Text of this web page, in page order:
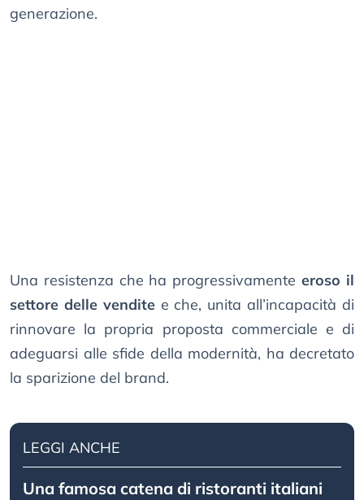
generazione.
Una resistenza che ha progressivamenteeroso il
settore delle venditee che, unita all’incapacità di
rinnovare la propria proposta commerciale e di
adeguarsi alle sfide della modernità, ha decretato
la sparizione del brand.
LEGGI ANCHE
Una famosa catena di ristoranti italiani